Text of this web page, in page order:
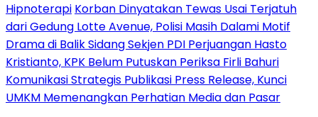
Hipnoterapi Korban Dinyatakan Tewas Usai Terjatuh
dari Gedung Lotte Avenue, Polisi Masih Dalami Motif
Drama di Balik Sidang Sekjen PDI Perjuangan Hasto
Kristianto, KPK Belum Putuskan Periksa Firli Bahuri
Komunikasi Strategis Publikasi Press Release, Kunci
UMKM Memenangkan Perhatian Media dan Pasar